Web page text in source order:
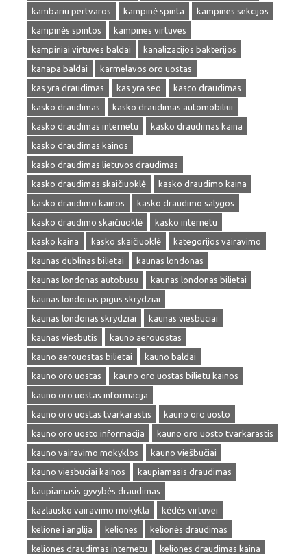
kambariu pertvaros
kampinė spinta
kampines sekcijos
kampinės spintos
kampines virtuves
kampiniai virtuves baldai
kanalizacijos bakterijos
kanapa baldai
karmelavos oro uostas
kas yra draudimas
kas yra seo
kasco draudimas
kasko draudimas
kasko draudimas automobiliui
kasko draudimas internetu
kasko draudimas kaina
kasko draudimas kainos
kasko draudimas lietuvos draudimas
kasko draudimas skaičiuoklė
kasko draudimo kaina
kasko draudimo kainos
kasko draudimo salygos
kasko draudimo skaičiuoklė
kasko internetu
kasko kaina
kasko skaičiuoklė
kategorijos vairavimo
kaunas dublinas bilietai
kaunas londonas
kaunas londonas autobusu
kaunas londonas bilietai
kaunas londonas pigus skrydziai
kaunas londonas skrydziai
kaunas viesbuciai
kaunas viesbutis
kauno aerouostas
kauno aerouostas bilietai
kauno baldai
kauno oro uostas
kauno oro uostas bilietu kainos
kauno oro uostas informacija
kauno oro uostas tvarkarastis
kauno oro uosto
kauno oro uosto informacija
kauno oro uosto tvarkarastis
kauno vairavimo mokyklos
kauno viešbučiai
kauno viesbuciai kainos
kaupiamasis draudimas
kaupiamasis gyvybės draudimas
kazlausko vairavimo mokykla
kėdės virtuvei
kelione i anglija
keliones
kelionės draudimas
kelionės draudimas internetu
keliones draudimas kaina